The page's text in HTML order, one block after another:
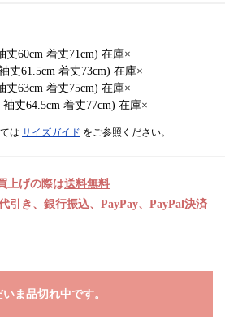
丈60cm 着丈71cm) 在庫×
丈61.5cm 着丈73cm) 在庫×
丈63cm 着丈75cm) 在庫×
丈64.5cm 着丈77cm) 在庫×
は サイズガイド をご参照ください。
上げの際は送料無料
引き、銀行振込、PayPay、PayPal決済
いま品切れ中です。